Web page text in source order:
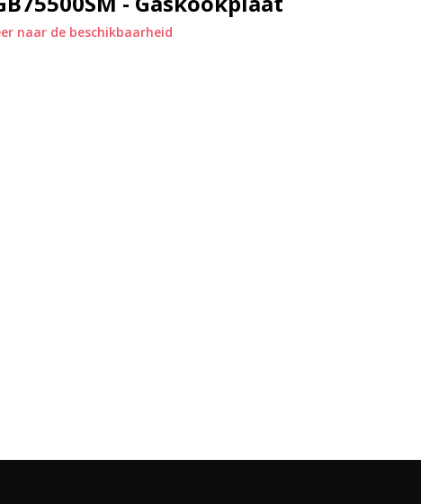
de gastoevoer automatisch
verhoogt.
naar de beschikbaarheid